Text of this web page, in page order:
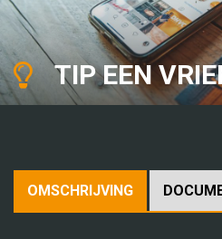
TIP EEN
OMSCHRIJVING